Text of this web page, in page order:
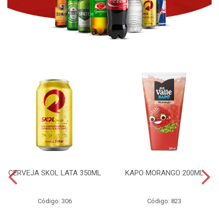
CERVEJA SKOL LATA 350ML
Código: 306
KAPO MORANGO 200ML
Código: 823